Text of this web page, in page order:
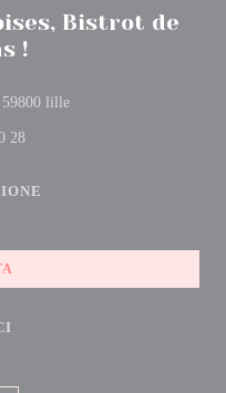
Bistrot de
!
lille((apre una nuova
28